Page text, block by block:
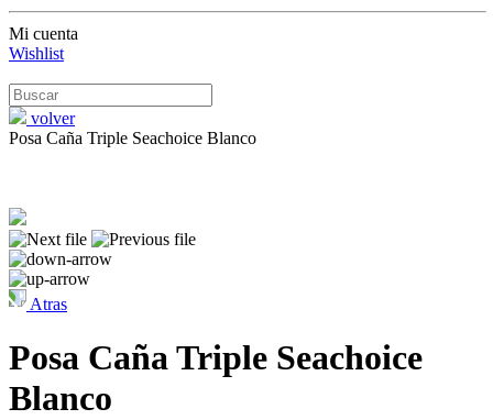
Mi cuenta
Wishlist
volver
Posa Caña Triple Seachoice Blanco
Atras
Posa Caña Triple Seachoice
Blanco